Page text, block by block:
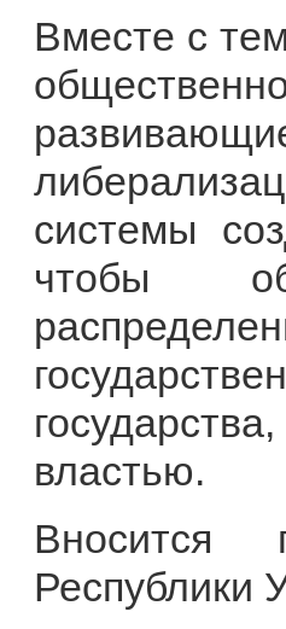
Вместе с
системы
чтобы
властью.
Вносится
Республики